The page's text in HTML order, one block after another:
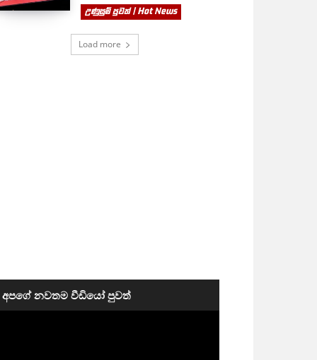
උණුසුම් පුවත් | Hot News
Load more
අපගේ නවතම වීඩියෝ පුවත්